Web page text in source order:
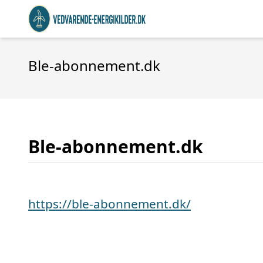
Ble-abonnement.dk
Ble-abonnement.dk
https://ble-abonnement.dk/